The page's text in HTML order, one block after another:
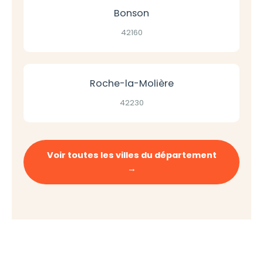
Bonson
42160
Roche-la-Molière
42230
Voir toutes les villes du département
→